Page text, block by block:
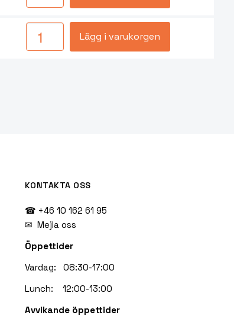
Lägg i varukorgen
KONTAKTA OSS
☎ +46 10 162 61 95
✉ Mejla oss
Öppettider
Vardag: 08:30-17:00
Lunch: 12:00-13:00
Avvikande öppettider